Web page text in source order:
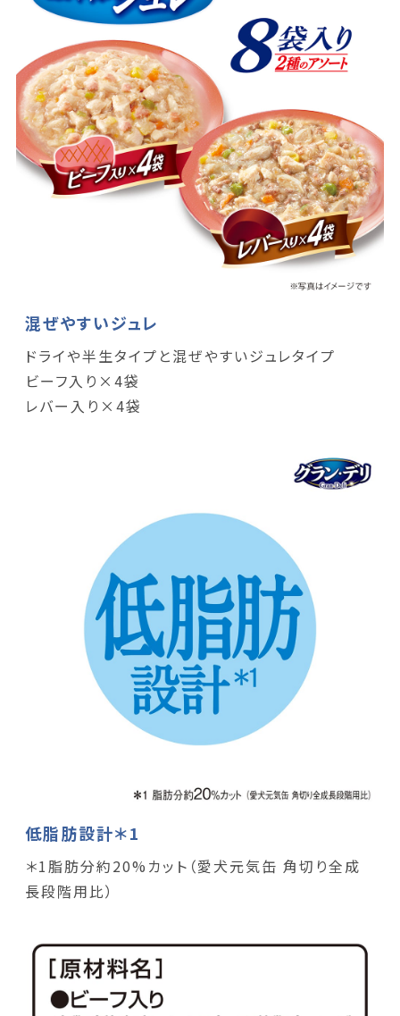
混ぜやすいジュレ
ドライや半生タイプと混ぜやすいジュレタイプ
ビーフ入り×4袋
レバー入り×4袋
低脂肪設計＊1
＊1脂肪分約20%カット（愛犬元気缶 角切り全成
長段階用比）